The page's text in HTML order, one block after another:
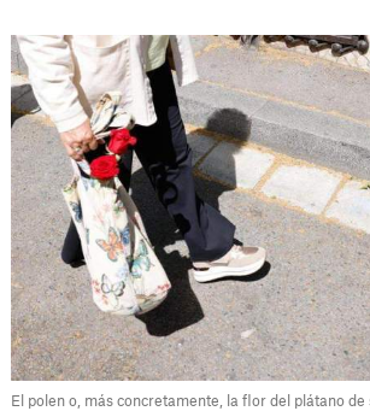
El polen o, más concretamente, la flor del plátano